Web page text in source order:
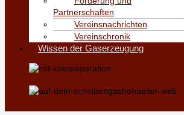
Partnerschaften
Vereinsnachrichten
Vereinschronik
Wissen der Gaserzeugung